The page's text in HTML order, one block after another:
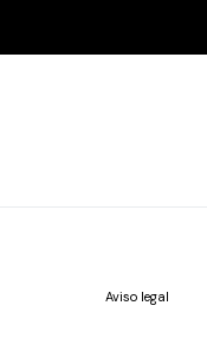
Aviso legal